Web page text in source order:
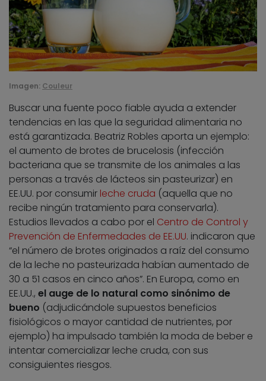
Imagen: Couleur
Buscar una fuente poco fiable ayuda a extender
tendencias en las que la seguridad alimentaria no
está garantizada. Beatriz Robles aporta un ejemplo:
el aumento de brotes de brucelosis (infección
bacteriana que se transmite de los animales a las
personas a través de lácteos sin pasteurizar) en
EE.UU. por consumir leche cruda (aquella que no
recibe ningún tratamiento para conservarla).
Estudios llevados a cabo por el Centro de Control y
Prevención de Enfermedades de EE.UU. indicaron que
“el número de brotes originados a raíz del consumo
de la leche no pasteurizada habían aumentado de
30 a 51 casos en cinco años”. En Europa, como en
EE.UU., el auge de lo natural como sinónimo de
bueno (adjudicándole supuestos beneficios
fisiológicos o mayor cantidad de nutrientes, por
ejemplo) ha impulsado también la moda de beber e
intentar comercializar leche cruda, con sus
consiguientes riesgos.